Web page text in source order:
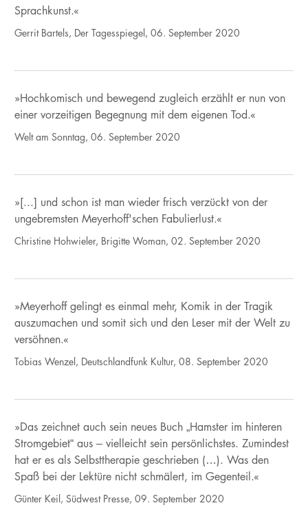
Sprachkunst.«
Gerrit Bartels, Der Tagesspiegel, 06. September 2020
»Hochkomisch und bewegend zugleich erzählt er nun von
einer vorzeitigen Begegnung mit dem eigenen Tod.«
Welt am Sonntag, 06. September 2020
»[...] und schon ist man wieder frisch verzückt von der
ungebremsten Meyerhoff'schen Fabulierlust.«
Christine Hohwieler, Brigitte Woman, 02. September 2020
»Meyerhoff gelingt es einmal mehr, Komik in der Tragik
auszumachen und somit sich und den Leser mit der Welt zu
versöhnen.«
Tobias Wenzel, Deutschlandfunk Kultur, 08. September 2020
»Das zeichnet auch sein neues Buch „Hamster im hinteren
Stromgebiet“ aus – vielleicht sein persönlichstes. Zumindest
hat er es als Selbsttherapie geschrieben (…). Was den
Spaß bei der Lektüre nicht schmälert, im Gegenteil.«
Günter Keil, Südwest Presse, 09. September 2020